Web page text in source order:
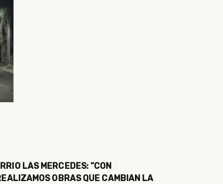
LAS MERCEDES: “CON
OBRAS QUE CAMBIAN LA